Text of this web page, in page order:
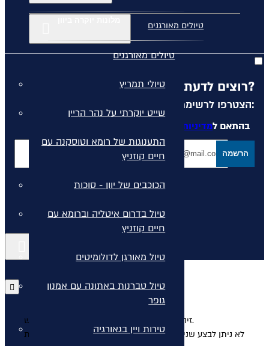
טיולים מאורגנים
טיולים מאורגנים
טיולי תמריץ
שייט יוקרתי על נהר הריין
התענוגות של רומא וטוסקנה עם
חיים קוזניץ
הכוכבים של יוון - סוכות
טיול בדרום איטליה וברומא עם
חיים קוזניץ
טיול מאורגן לדולומיטים
טיול טברנות באתונה עם אמנון
גופר
טירות ויין בגאורגיה
רוצים לדעת מה קורה לפני כולם?
הצטרפו לרשימת הדיוור שלנו:
בהתאם למדיניות הפרטיות
הרשמה
זיהינו שהמשכתם את התהליך באתר בחלון חדש.
לא ניתן לבצע שני תהליכים מקבילים בשני חלונות. אנא סגרו את